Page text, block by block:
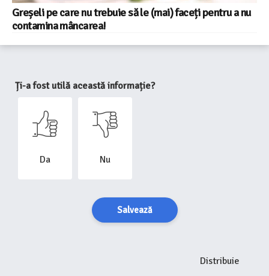
Greșeli pe care nu trebuie să le (mai) faceți pentru a nu
contamina mâncarea!
Ți-a fost utilă această informație?
Da Nu
Salvează
Distribuie